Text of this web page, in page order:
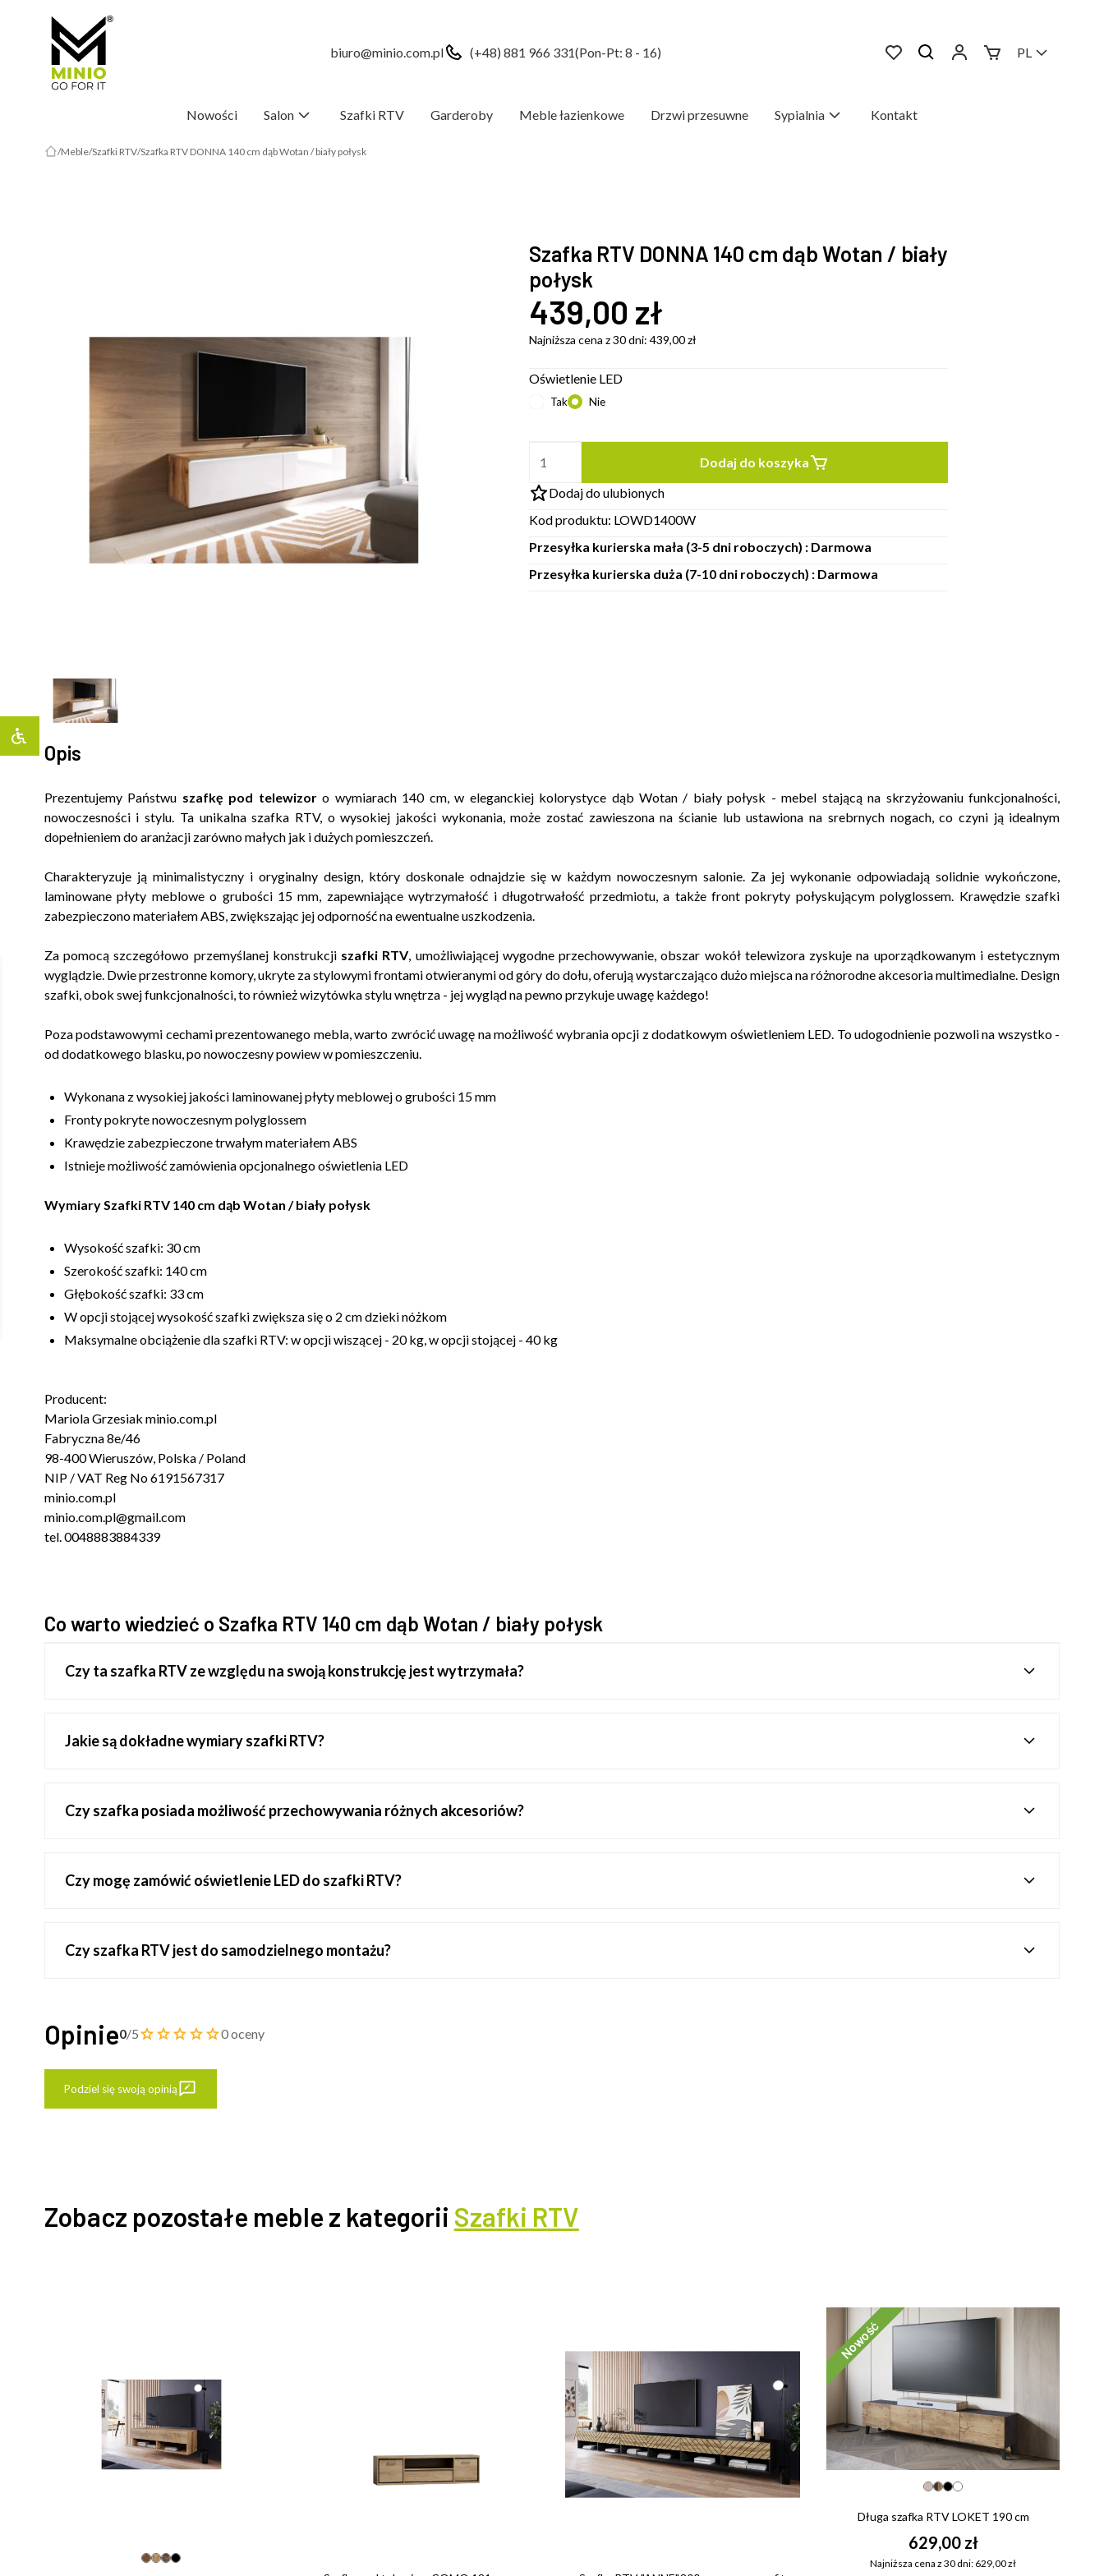
biuro@minio.com.pl (+48) 881 966 331(Pon-Pt: 8 - 16) PL
Nowości Salon Szafki RTV Garderoby Meble łazienkowe Drzwi przesuwne Sypialnia Kontakt
Meble Szafki RTV Szafka RTV DONNA 140 cm dąb Wotan / biały połysk
Szafka RTV DONNA 140 cm dąb Wotan / biały
połysk
439,00 zł
Najniższa cena z 30 dni: 439,00zł
Oświetlenie LED
Tak Nie
Dodaj do koszyka
Dodaj do ulubionych
Kod produktu: LOWD1400W
Przesyłka kurierska mała (3-5 dni roboczych) : Darmowa
Przesyłka kurierska duża (7-10 dni roboczych) : Darmowa
Opis
Prezentujemy Państwu szafkę pod telewizoro wymiarach 140 cm, w eleganckiej kolorystyce dąb Wotan / biały połysk - mebel stającą na skrzyżowaniu funkcjonalności,
nowoczesności i stylu. Ta unikalna szafka RTV, o wysokiej jakości wykonania, może zostać zawieszona na ścianie lub ustawiona na srebrnych nogach, co czyni ją idealnym
dopełnieniem do aranżacji zarówno małych jak i dużych pomieszczeń.
Charakteryzuje ją minimalistyczny i oryginalny design, który doskonale odnajdzie się w każdym nowoczesnym salonie. Za jej wykonanie odpowiadają solidnie wykończone,
laminowane płyty meblowe o grubości 15 mm, zapewniające wytrzymałość i długotrwałość przedmiotu, a także front pokryty połyskującym polyglossem. Krawędzie szafki
zabezpieczono materiałem ABS, zwiększając jej odporność na ewentualne uszkodzenia.
Za pomocą szczegółowo przemyślanej konstrukcji szafki RTV, umożliwiającej wygodne przechowywanie, obszar wokół telewizora zyskuje na uporządkowanym i estetycznym
wyglądzie. Dwie przestronne komory, ukryte za stylowymi frontami otwieranymi od góry do dołu, oferują wystarczająco dużo miejsca na różnorodne akcesoria multimedialne. Design
szafki, obok swej funkcjonalności, to również wizytówka stylu wnętrza - jej wygląd na pewno przykuje uwagę każdego!
Poza podstawowymi cechami prezentowanego mebla, warto zwrócić uwagę na możliwość wybrania opcji z dodatkowym oświetleniem LED. To udogodnienie pozwoli na wszystko -
od dodatkowego blasku, po nowoczesny powiew w pomieszczeniu.
Wykonana z wysokiej jakości laminowanej płyty meblowej o grubości 15 mm
Fronty pokryte nowoczesnym polyglossem
Krawędzie zabezpieczone trwałym materiałem ABS
Istnieje możliwość zamówienia opcjonalnego oświetlenia LED
Wymiary Szafki RTV 140 cm dąb Wotan / biały połysk
Wysokość szafki: 30 cm
Szerokość szafki: 140 cm
Głębokość szafki: 33 cm
W opcji stojącej wysokość szafki zwiększa się o 2 cm dzieki nóżkom
Maksymalne obciążenie dla szafki RTV: w opcji wiszącej - 20 kg, w opcji stojącej - 40 kg
Producent:
Mariola Grzesiak minio.com.pl
Fabryczna 8e/46
98-400 Wieruszów, Polska / Poland
NIP / VAT Reg No 6191567317
minio.com.pl
minio.com.pl@gmail.com
tel. 0048883884339
Co warto wiedzieć o Szafka RTV 140 cm dąb Wotan / biały połysk
Czy ta szafka RTV ze względu na swoją konstrukcję jest wytrzymała?
Jakie są dokładne wymiary szafki RTV?
Czy szafka posiada możliwość przechowywania różnych akcesoriów?
Czy mogę zamówić oświetlenie LED do szafki RTV?
Czy szafka RTV jest do samodzielnego montażu?
Opinie0/5 0 oceny
Podziel się swoją opinią
Zobacz pozostałe meble z kategorii Szafki RTV
Nowość
Długa szafka RTV LOKET 190 cm
629,00 zł
Najniższa cena z 30 dni: 629,00 zł